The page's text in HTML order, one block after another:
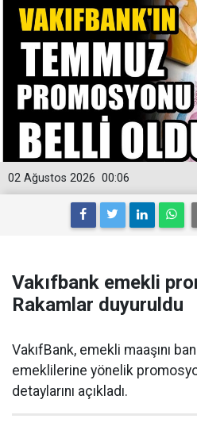
00:06
02 Ağustos 2026
Vakıfbank emekli
Rakamlar duyuruldu
VakıfBank, emekli maaşını
emeklilerine yönelik
detaylarını açıkladı.